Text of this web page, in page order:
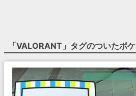
「VALORANT 」タグのついたボケ